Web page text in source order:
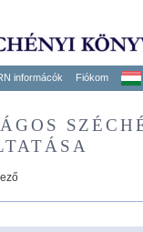
informácók Fiókom